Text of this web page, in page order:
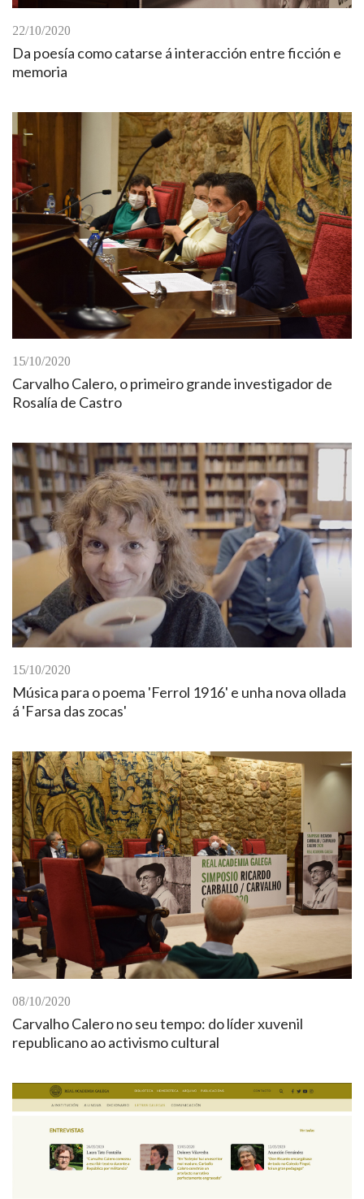
22/10/2020
Da poesía como catarse á interacción entre ficción e
memoria
15/10/2020
Carvalho Calero, o primeiro grande investigador de
Rosalía de Castro
15/10/2020
Música para o poema 'Ferrol 1916' e unha nova ollada
á 'Farsa das zocas'
08/10/2020
Carvalho Calero no seu tempo: do líder xuvenil
republicano ao activismo cultural